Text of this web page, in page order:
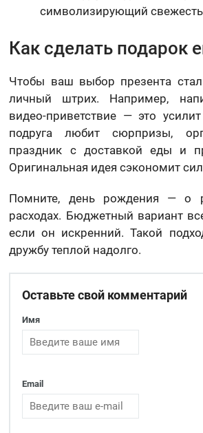
символизирующий
Как сделать подарок
Чтобы ваш выбор презента стал
личный штрих. Например,
видео-приветствие — это
подруга любит сюрпризы,
праздник с доставкой еды и
Оригинальная идея сэкономит
Помните, день рождения — о
расходах. Бюджетный вариант
если он искренний. Такой
дружбу теплой надолго.
Оставьте свой комментарий
Имя
Email